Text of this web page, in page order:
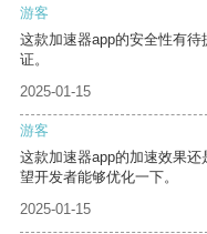
游客
这款加速器app的安全性有
证。
2025-01-15
游客
这款加速器app的加速效果
望开发者能够优化一下。
2025-01-15